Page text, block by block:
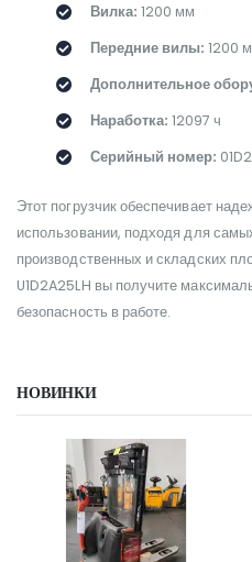
Вилка: 1200 мм
Передние вилы: 1200
Дополнительное
Наработка: 12097 ч
Серийный номер:
Этот погрузчик обеспечивает
использовании, подходя для
производственных и складских
U1D2A25LH вы получите
безопасность в работе.
НОВИНКИ